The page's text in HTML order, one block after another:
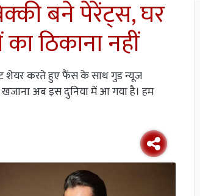
बने पेरेंट्स, घर
ठिकाना नहीं
शेयर करते हुए फैंस के साथ गुड न्यूज
अब इस दुनिया में आ गया है। हम